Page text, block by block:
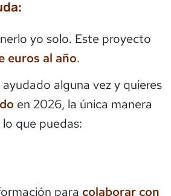
yo solo. Este proyecto
euros al año.
alguna vez y quieres
en 2026, la única manera
que puedas:
para colaborar con